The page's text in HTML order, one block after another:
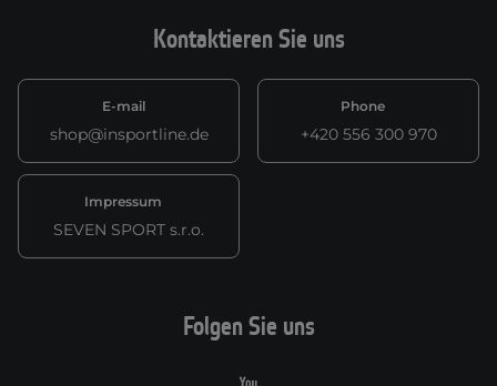
Kontaktieren Sie uns
E-mail
shop@insportline.de
Phone
+420 556 300 970
Impressum
SEVEN SPORT s.r.o.
Folgen Sie uns